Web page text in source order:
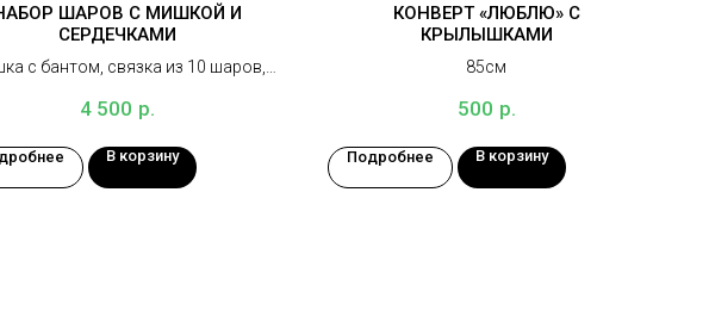
ШАРОВ С МИШКОЙ И
СЕРДЕЧКАМИ
с бантом, связка из 10 шаров,
4 500 р.
В корзину
КОНВЕРТ «ЛЮБЛЮ» С
КРЫЛЫШКАМИ
85см
500 р.
Подробнее В корзину